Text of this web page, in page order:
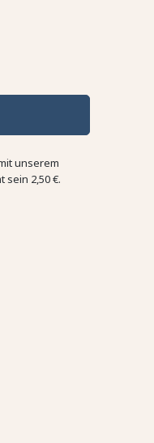
unserem
sein 2,50 €.